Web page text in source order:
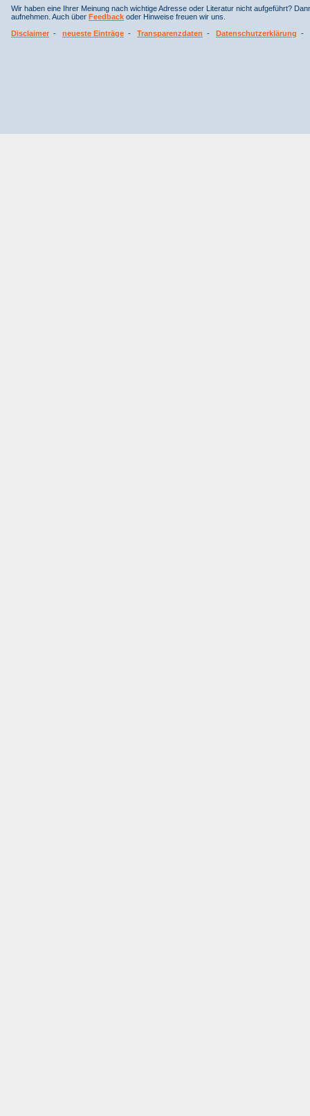
Wir haben eine Ihrer Meinung nach wichtige Adresse oder Literatur nicht aufgeführt?
aufnehmen. Auch über Feedback oder Hinweise freuen wir uns.
Disclaimer - neueste Einträge - Transparenzdaten - Datenschutzerklärung -